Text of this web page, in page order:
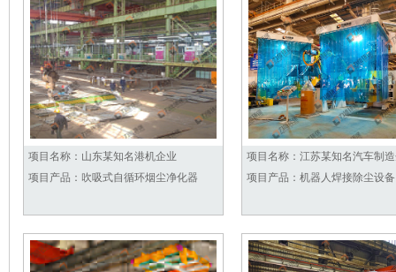
项目名称： 山东某知名港机企业
项目产品： 吹吸式自循环烟尘净化器
项目名称： 江苏某知名汽车制
项目产品： 机器人焊接除尘设备